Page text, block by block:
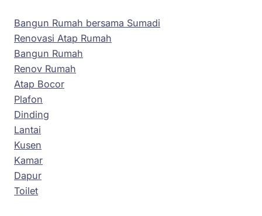
Bangun Rumah bersama Sumadi
Renovasi Atap Rumah
Bangun Rumah
Renov Rumah
Atap Bocor
Plafon
Dinding
Lantai
Kusen
Kamar
Dapur
Toilet